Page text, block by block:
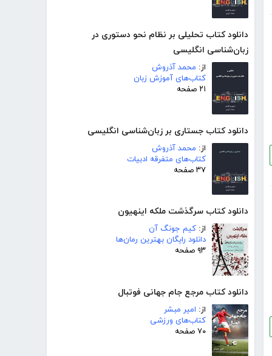
دانلود کتاب تحلیلی بر نظام نحو دستوری در
زبان‌شناسی انگلیسی
از: محمد آذروش
کتاب‌های آموزش زبان
۲۱ صفحه
دانلود کتاب جستاری بر زبان‌شناسی انگلیسی
از: محمد آذروش
کتاب‌های متفرقه ادبیات
۳۷ صفحه
دانلود کتاب سرگذشت ملکه اینهیون
از: کیم جونگ آن
دانلود رایگان بهترین رمان‌ها
۹۳ صفحه
دانلود کتاب مرجع جام جهانی فوتبال
از: امیر مبشر
کتاب‌های ورزشی
۷۰ صفحه